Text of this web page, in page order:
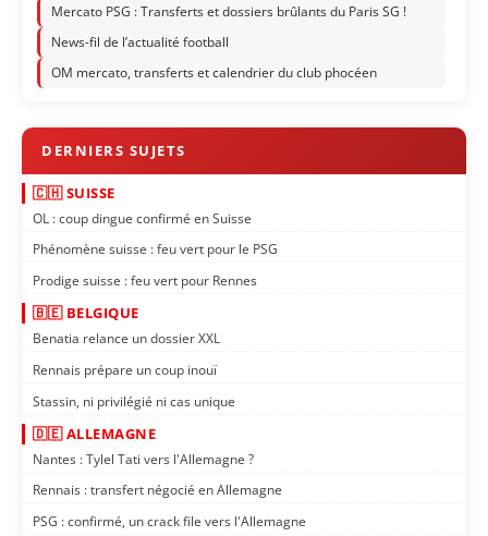
Mercato PSG : Transferts et dossiers brûlants du Paris SG !
News-fil de l’actualité football
OM mercato, transferts et calendrier du club phocéen
🇨🇭 SUISSE
OL : coup dingue confirmé en Suisse
Phénomène suisse : feu vert pour le PSG
Prodige suisse : feu vert pour Rennes
🇧🇪 BELGIQUE
Benatia relance un dossier XXL
Rennais prépare un coup inouï
Stassin, ni privilégié ni cas unique
🇩🇪 ALLEMAGNE
Nantes : Tylel Tati vers l'Allemagne ?
Rennais : transfert négocié en Allemagne
PSG : confirmé, un crack file vers l'Allemagne